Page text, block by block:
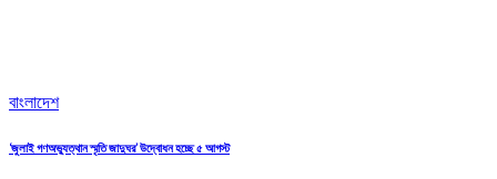
বাংলাদেশ
‘জুলাই গণঅভ্যুত্থান স্মৃতি জাদুঘর’ উদ্বোধন হচ্ছে ৫ আগস্ট